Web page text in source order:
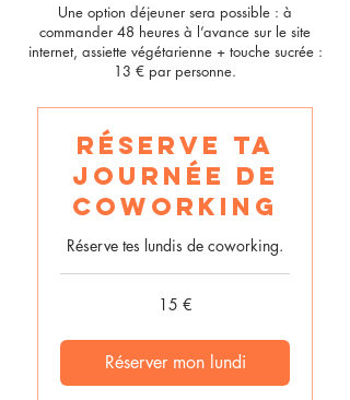
Une option déjeuner sera possible : à
commander 48 heures à l’avance sur le site
internet, assiette végétarienne + touche sucrée :
13 € par personne.
Réserve ta
journée de
coworking
Réserve tes lundis de coworking.
15 €
Réserver mon lundi